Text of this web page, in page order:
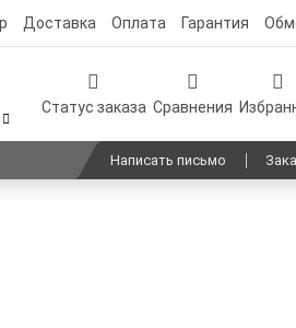
Доставка Оплата Гарантия
Статус заказа Сравнения
Написать письмо